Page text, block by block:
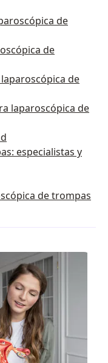
de
de
de
laparoscópica de
especialistas y
de trompas